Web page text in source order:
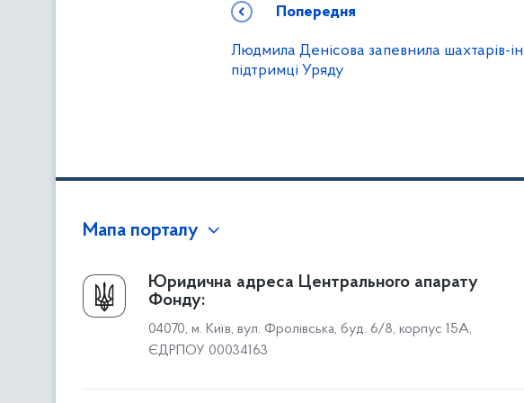
Попередня
Людмила Денісова запевнила шахтарів-
підтримці Уряду
Мапа порталу
Про Фонд
Керівництво
Структура Фонду
Територіальні відділення
Громадянам
Доступ до
Звіти щодо
Юридична адреса Центрального апарату
Фонду:
04070, м. Київ, вул. Фролівська, буд. 6/8, корпус 15А,
ЄДРПОУ 00034163